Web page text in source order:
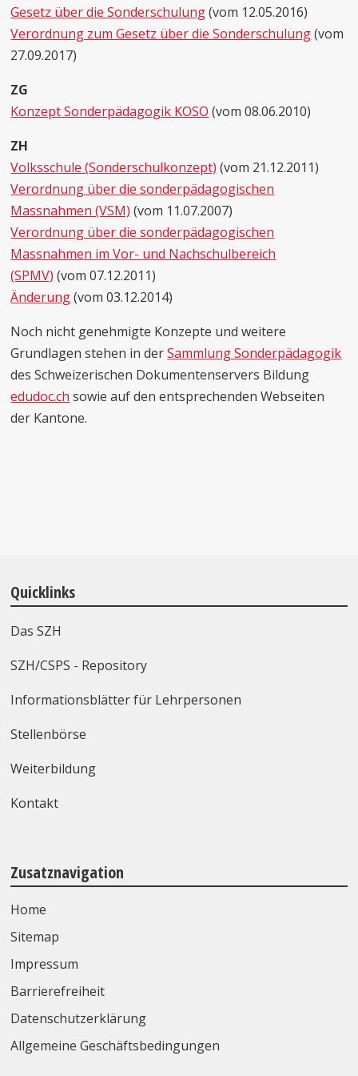
Gesetz über die Sonderschulung(vom 12.05.2016)
Verordnung zum Gesetz über die Sonderschulung(vom
27.09.2017)
ZG
Konzept Sonderpädagogik KOSO (vom 08.06.2010)
ZH
Volksschule (Sonderschulkonzept) (vom 21.12.2011)
Verordnung über die sonderpädagogischen
Massnahmen (VSM) (vom 11.07.2007)
Verordnung über die sonderpädagogischen
Massnahmen im Vor- und Nachschulbereich
(SPMV) (vom 07.12.2011)
Änderung(vom 03.12.2014)
Noch nicht genehmigte Konzepte und weitere
Grundlagen stehen in derSammlung Sonderpädagogik
des Schweizerischen Dokumentenservers Bildung
edudoc.ch sowie auf den entsprechenden Webseiten
der Kantone.
Quicklinks
Das SZH
SZH/CSPS - Repository
Informationsblätter für Lehrpersonen
Stellenbörse
Weiterbildung
Kontakt
Zusatznavigation
Home
Sitemap
Impressum
Barrierefreiheit
Datenschutzerklärung
Allgemeine Geschäftsbedingungen